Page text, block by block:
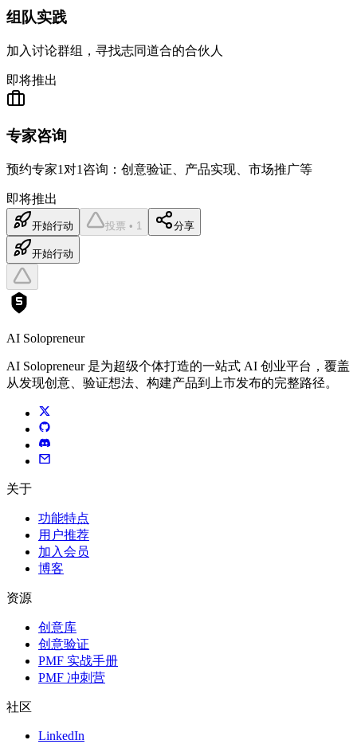
组队实践
加入讨论群组，寻找志同道合的合伙人
即将推出
专家咨询
预约专家1对1咨询：创意验证、产品实现、市场推广等
即将推出
开始行动 投票 • 1 分享
开始行动
AI Solopreneur
AI Solopreneur 是为超级个体打造的一站式 AI 创业平台，覆盖
从发现创意、验证想法、构建产品到上市发布的完整路径。
关于
功能特点
用户推荐
加入会员
博客
资源
创意库
创意验证
PMF 实战手册
PMF 冲刺营
社区
LinkedIn